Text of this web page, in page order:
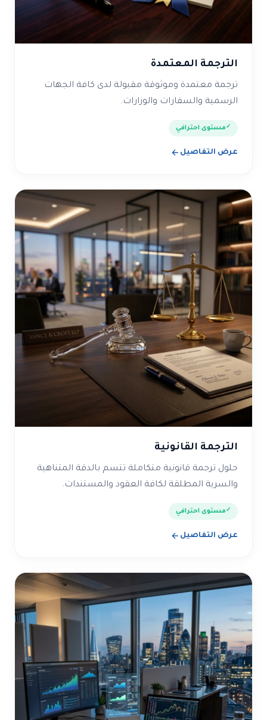
الترجمة المعتمدة
ترجمة معتمدة وموثوقة مقبولة لدى كافة الجهات
الرسمية والسفارات والوزارات.
مستوى احترافي
عرض التفاصيل
الترجمة القانونية
حلول ترجمة قانونية متكاملة تتسم بالدقة المتناهية
والسرية المطلقة لكافة العقود والمستندات.
مستوى احترافي
عرض التفاصيل